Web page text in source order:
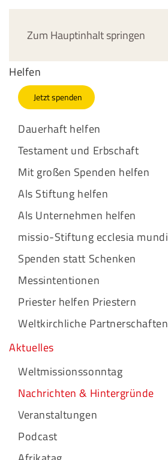
Zum Hauptinhalt springen
Helfen
Jetzt spenden
Dauerhaft helfen
Testament und Erbschaft
Mit großen Spenden helfen
Als Stiftung helfen
Als Unternehmen helfen
missio-Stiftung ecclesia mundi
Spenden statt Schenken
Messintentionen
Priester helfen Priestern
Weltkirchliche Partnerschaften
Aktuelles
Weltmissionssonntag
Nachrichten & Hintergründe
Veranstaltungen
Podcast